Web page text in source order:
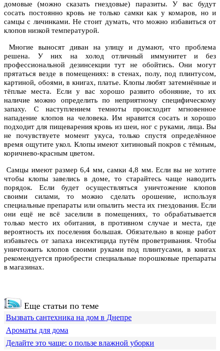
домовые (можно сказать гнездовые) паразиты. У вас будут
сосать постоянно кровь не только самки как у комаров, но и
самцы с личинками. Не стоит думать, что можно избавиться от
клопов низкой температурой.
Многие выносят диван на улицу и думают, что проблема
решена. У них на холод отличный иммунитет и без
профессиональной дезинсекции тут не обойтись. Они могут
прятаться везде в помещениях: в стенах, полу, под плинтусом,
картиной, обоями, в книгах, платье. Клопы любят затемнённые и
тёплые места. Если у вас хорошо развито обоняние, то их
наличие можно определить по неприятному специфическому
запаху. С наступлением темноты происходит мгновенное
нападение клопов на человека. Им нравится сосать и хорошо
подходит для пищеварения кровь из шеи, ног с руками, лица. Вы
не почувствуете момент укуса, только спустя определённое
время ощутите укол. Клопы имеют хитиновый покров с тёмным,
коричнево-красным цветом.
Самцы имеют размер 6,4 мм, самки 4,8 мм. Если вы не хотите
чтобы клопы завелись в доме, то старайтесь чаще наводить
порядок. Если будет осуществляться уничтожение клопов
своими силами, то можно сделать орошение, используя
специальные препараты или опылить места их гнездования. Если
они ещё не всё заселили в помещениях, то обрабатывается
только место их обитания, в противном случае и места, где
вероятность их поселения большая. Обязательно в конце работ
избавьтесь от запаха инсектицида путём проветривания. Чтобы
уничтожить клопов своими руками под плинтусами, в книгах
рекомендуется приобрести специальные порошковые препараты
в магазинах.
Еще статьи по теме
Вызвать сантехника на дом в Днепре
Ароматы для дома
Делайте это чаще: о пользе влажной уборки